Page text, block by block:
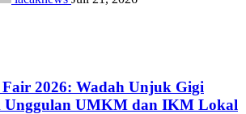
2026: Wadah Unjuk Gigi
Unggulan UMKM dan IKM Lokal